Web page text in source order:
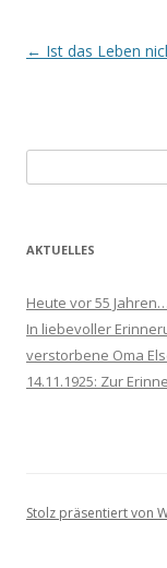
Beitrags-
← Ist das Leben
nach:
AKTUELLES
Heute vor 55 Jahren…
In liebevoller
verstorbene Oma
14.11.1925: Zur
Stolz präsentiert von